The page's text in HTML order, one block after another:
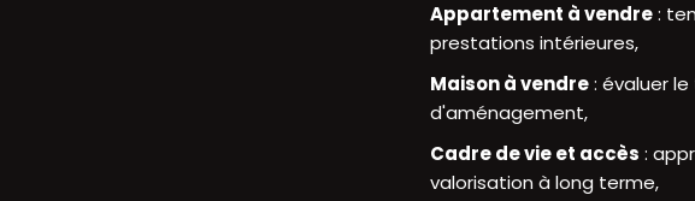
Appartement à vendre:
prestations intérieures,
Maison à vendre: évaluer
d'aménagement,
Cadre de vie et accès :
valorisation à long terme,